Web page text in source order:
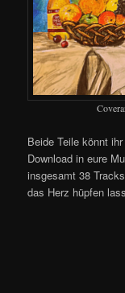
Beide Teile könnt
Download in eure
insgesamt 38
das Herz hüpfen